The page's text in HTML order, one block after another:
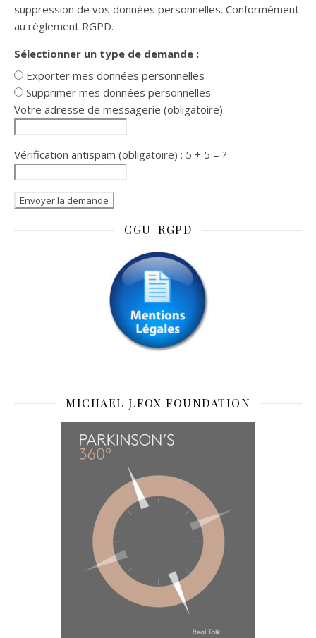
suppression de vos données personnelles. Conformément
au règlement RGPD.
Sélectionner un type de demande :
Exporter mes données personnelles
Supprimer mes données personnelles
Votre adresse de messagerie (obligatoire)
Vérification antispam (obligatoire) : 5 + 5 = ?
CGU-RGPD
MICHAEL J.FOX FOUNDATION